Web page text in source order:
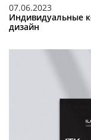
07.06.2023
Индивидуальные
дизайн